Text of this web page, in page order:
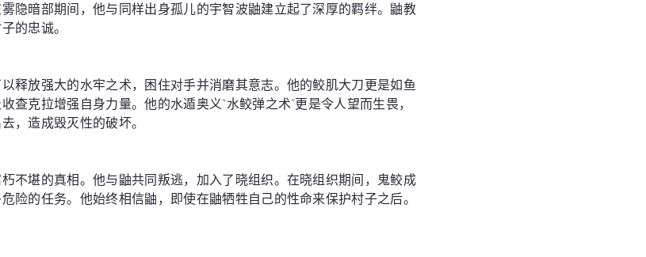
隐暗部期间，他与同样出身孤儿的宇智波鼬建立起了深厚的羁绊。鼬教
的忠诚。
释放强大的水牢之术，困住对手并消磨其意志。他的鲛肌大刀更是如鱼
查克拉增强自身力量。他的水遁奥义“水鲛弹之术”更是令人望而生畏，
，造成毁灭性的破坏。
不堪的真相。他与鼬共同叛逃，加入了晓组织。在晓组织期间，鬼鲛成
险的任务。他始终相信鼬，即使在鼬牺牲自己的性命来保护村子之后。